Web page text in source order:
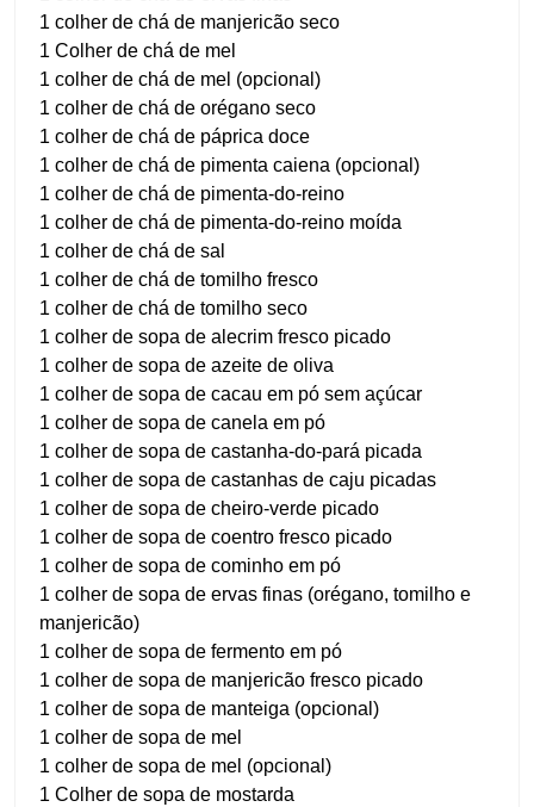
1 colher de chá de manjericão seco
1 Colher de chá de mel
1 colher de chá de mel (opcional)
1 colher de chá de orégano seco
1 colher de chá de páprica doce
1 colher de chá de pimenta caiena (opcional)
1 colher de chá de pimenta-do-reino
1 colher de chá de pimenta-do-reino moída
1 colher de chá de sal
1 colher de chá de tomilho fresco
1 colher de chá de tomilho seco
1 colher de sopa de alecrim fresco picado
1 colher de sopa de azeite de oliva
1 colher de sopa de cacau em pó sem açúcar
1 colher de sopa de canela em pó
1 colher de sopa de castanha-do-pará picada
1 colher de sopa de castanhas de caju picadas
1 colher de sopa de cheiro-verde picado
1 colher de sopa de coentro fresco picado
1 colher de sopa de cominho em pó
1 colher de sopa de ervas finas (orégano, tomilho e
manjericão)
1 colher de sopa de fermento em pó
1 colher de sopa de manjericão fresco picado
1 colher de sopa de manteiga (opcional)
1 colher de sopa de mel
1 colher de sopa de mel (opcional)
1 Colher de sopa de mostarda